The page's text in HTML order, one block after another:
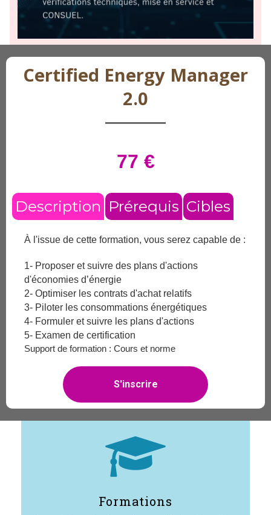
Certified Energy Manager
2.0
77 €
Description Prérequis Cibles
À l'issue de cette formation, vous serez capable de :
1- Proposer et suivre des plans d'actions
d'économies d’énergie
2- Optimiser les contrats d'achat relatifs
3- Piloter les consommations énergétiques
4- Formuler et suivre les plans d'actions
5- Examen de certification
Support de formation : Cours et norme
S'inscrire

Formations